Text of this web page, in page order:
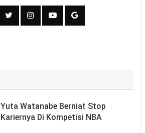
Yuta Watanabe Berniat Stop
Kariernya Di Kompetisi NBA